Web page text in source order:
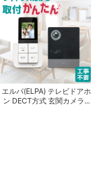
エルパ(ELPA) テレビドアホ
ン DECT方式 玄関カメラ...